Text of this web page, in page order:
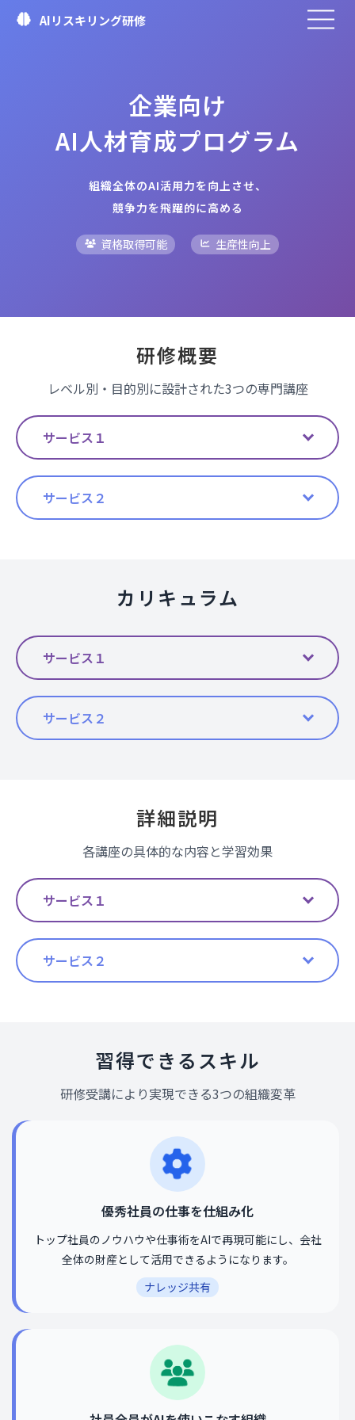
AIリスキリング研修
企業向け
AI人材育成プログラム
組織全体のAI活用力を向上させ、
競争力を飛躍的に高める
資格取得可能 生産性向上
研修概要
レベル別・目的別に設計された3つの専門講座
サービス１
サービス２
カリキュラム
サービス１
サービス２
詳細説明
各講座の具体的な内容と学習効果
サービス１
サービス２
習得できるスキル
研修受講により実現できる3つの組織変革
優秀社員の仕事を仕組み化
トップ社員のノウハウや仕事術をAIで再現可能にし、会社
全体の財産として活用できるようになります。
ナレッジ共有